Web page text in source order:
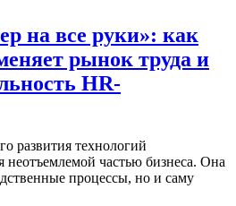
на все руки»: как
рынок труда и
HR-
развития технологий
неотъемлемой частью бизнеса. Она
процессы, но и саму